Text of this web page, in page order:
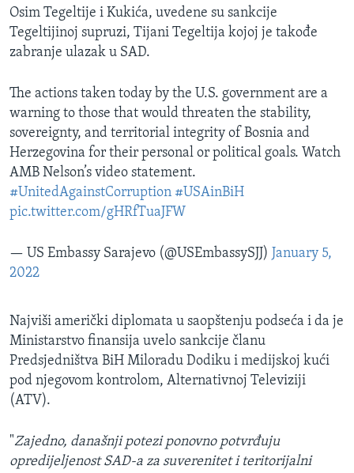
Osim Tegeltije i Kukića, uvedene su sankcije
Tegeltijinoj supruzi, Tijani Tegeltija kojoj je takođe
zabranje ulazak u SAD.
The actions taken today by the U.S. government are a
warning to those that would threaten the stability,
sovereignty, and territorial integrity of Bosnia and
Herzegovina for their personal or political goals. Watch
AMB Nelson’s video statement.
#UnitedAgainstCorruption #USAinBiH
pic.twitter.com/gHRfTuaJFW
— US Embassy Sarajevo (@USEmbassySJJ) January 5,
2022
Najviši američki diplomata u saopštenju podseća i da je
Ministarstvo finansija uvelo sankcije ​članu
Predsjedništva BiH Miloradu Dodiku i medijskoj kući
pod njegovom kontrolom, Alternativnoj Televiziji
(ATV).
"Zajedno, današnji potezi ponovno potvrđuju
opredijeljenost SAD-a za suverenitet i teritorijalni